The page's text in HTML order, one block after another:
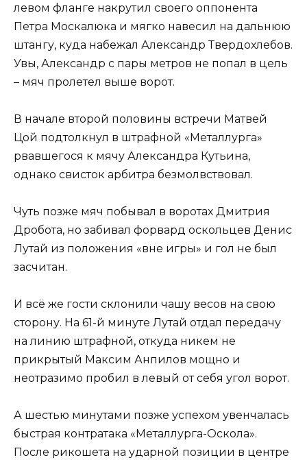
левом фланге накрутил своего оппонента
Петра Москалюка и мягко навесил на дальнюю
штангу, куда набежал Александр Твердохлебов.
Увы, Александр с пары метров не попал в цель
– мяч пролетел выше ворот.
В начале второй половины встречи Матвей
Цой подтолкнул в штрафной «Металлурга»
рвавшегося к мячу Александра Кутьина,
однако свисток арбитра безмолвствовал.
Чуть позже мяч побывал в воротах Дмитрия
Дробота, но забивал форвард оскольцев Денис
Лутай из положения «вне игры» и гол не был
засчитан.
И всё же гости склонили чашу весов на свою
сторону. На 61-й минуте Лутай отдал передачу
на линию штрафной, откуда никем не
прикрытый Максим Анпилов мощно и
неотразимо пробил в левый от себя угол ворот.
А шестью минутами позже успехом увенчалась
быстрая контратака «Металлурга-Оскола».
После рикошета на ударной позиции в центре